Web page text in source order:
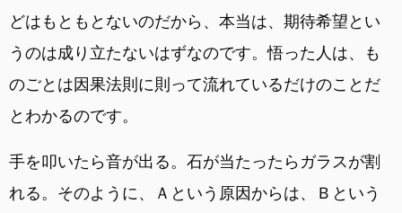
どはもともとないのだから、本当は、期待希望とい
うのは成り立たないはずなのです。悟った人は、も
のごとは因果法則に則って流れているだけのことだ
とわかるのです。
手を叩いたら音が出る。石が当たったらガラスが割
れる。そのように、Ａという原因からは、Ｂという